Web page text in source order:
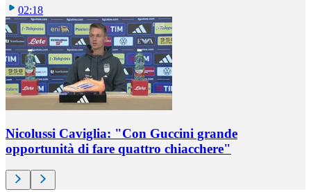
02:18
Nicolussi Caviglia: "Con Guccini grande
opportunità di fare quattro chiacchere"